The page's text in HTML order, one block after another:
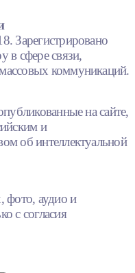
Зарегистрировано
в сфере связи,
коммуникаций.
на сайте,
и
об интеллектуальной
фото, аудио и
с согласия